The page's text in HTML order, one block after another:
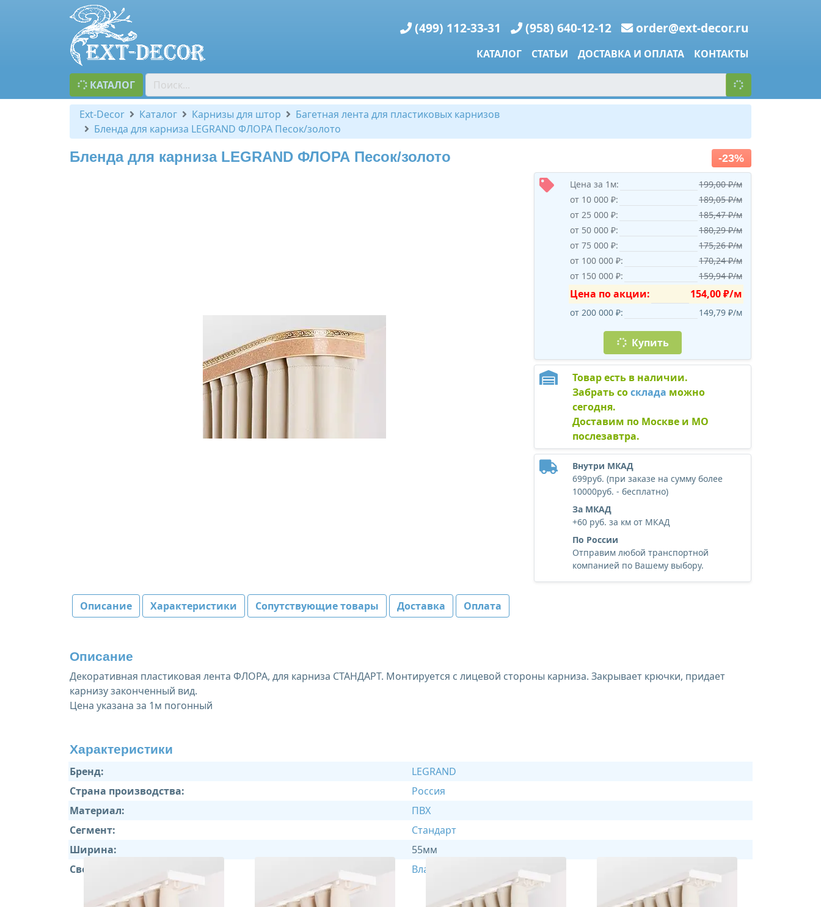
(499) 112-33-31 (958) 640-12-12 order@ext-decor.ru
КАТАЛОГ СТАТЬИ ДОСТАВКА И ОПЛАТА КОНТАКТЫ
КАТАЛОГ
Ext-Decor Каталог Карнизы для штор
Багетная лента для пластиковых карнизов
Бленда для карниза LEGRAND ФЛОРА Песок/золото
Бленда для карниза LEGRAND ФЛОРА Песок/золото -23%
Цена за 1м:
199,00 ₽/м
от 10 000 ₽:
189,05 ₽/м
от 25 000 ₽:
185,47 ₽/м
от 50 000 ₽:
180,29 ₽/м
от 75 000 ₽:
175,26 ₽/м
от 100 000 ₽:
170,24 ₽/м
от 150 000 ₽:
159,94 ₽/м
Цена по акции: 154,00 ₽/м
от 200 000 ₽: 149,79 ₽/м
Купить
Товар есть в наличии.
Забрать сосклада можно
сегодня.
Доставим по Москве и МО
послезавтра.
Внутри МКАД
699руб. (при заказе на сумму более
10000руб. - бесплатно)
За МКАД
+60 руб. за км от МКАД
По России
Отправим любой транспортной
компанией по Вашему выбору.
Описание Характеристики Сопутствующие товары Доставка Оплата
Описание
Декоративная пластиковая лента ФЛОРА, для карниза СТАНДАРТ. Монтируется с лицевой стороны карниза. Закрывает крючки, придает
карнизу законченный вид.
Цена указана за 1м погонный
Характеристики
Бренд:
LEGRAND
Страна производства:
Россия
Материал:
ПВХ
Сегмент:
Стандарт
Ширина:
55мм
Свойства:
Влагостойкий